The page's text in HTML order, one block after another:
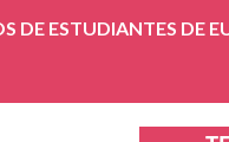
DE ESTUDIANTES DE